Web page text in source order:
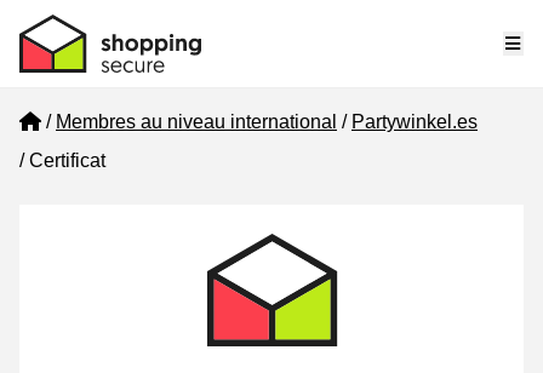
Home
Membres au niveau international
Partywinkel.es
Certificat